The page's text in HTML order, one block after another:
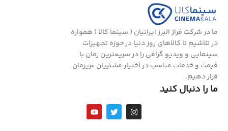
ما در شرکت فراز البرز ایرانیان ( سینما کالا ) همواره
در تلاشیم تا کالاهای روز دنیا در حوزه تجهیزات
سینمایی و ویدیو گرافی را در سریعترین زمان با
قیمت و خدمات مناسب در اختیار مشتریان عزیزمان
قرار دهیم.
ما را دنبال کنید